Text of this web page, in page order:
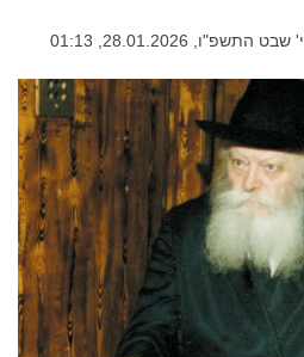
י' שבט התשפ"ו, 28.01.2026, 01:13